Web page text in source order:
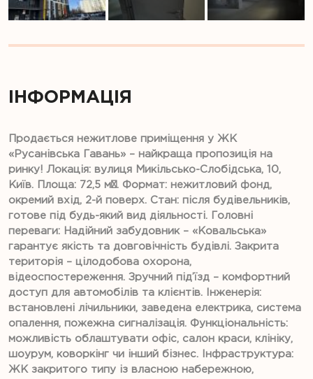
ІНФОРМАЦІЯ
Продається нежитлове приміщення у ЖК
«Русанівська Гавань» – найкраща пропозиція на
ринку! Локація: вулиця Микільсько-Слобідська, 10,
Київ. Площа: 72,5 м². Формат: нежитловий фонд,
окремий вхід, 2-й поверх. Стан: після будівельників,
готове під будь-який вид діяльності. Головні
переваги: Надійний забудовник – «Ковальська»
гарантує якість та довговічність будівлі. Закрита
територія – цілодобова охорона,
відеоспостереження. Зручний під’їзд – комфортний
доступ для автомобілів та клієнтів. Інженерія:
встановлені лічильники, заведена електрика, система
опалення, пожежна сигналізація. Функціональність:
можливість облаштувати офіс, салон краси, клініку,
шоурум, коворкінг чи інший бізнес. Інфраструктура:
ЖК закритого типу із власною набережною,